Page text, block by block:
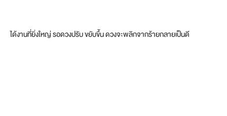
ได้งานที่ยิ่งใหญ่ รอดวงปรับ ขยับขึ้น ดวงจะพลิกจากร้ายกลายเป็นดี